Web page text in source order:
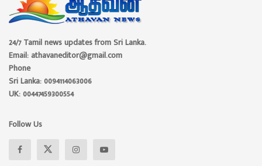
24/7 Tamil news updates from Sri Lanka.
Email: athavaneditor@gmail.com
Phone
Sri Lanka: 0094114063006
UK: 00447459300554
Follow Us